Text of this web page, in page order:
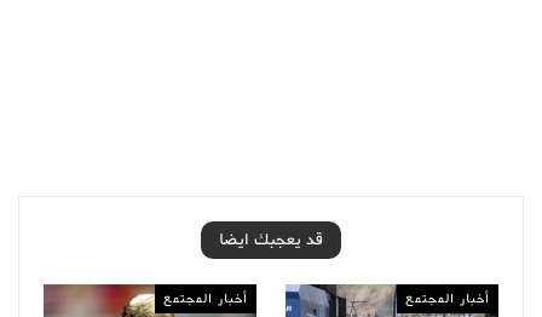
قد يعجبك ايضا
أخبار المجتمع أخبار المجتمع